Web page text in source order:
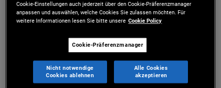
to Australian institutional and wealth
management clients at Principal Asset
Management. He also worked in a distribution
capacity at Macquarie Group, focusing on leading
NSW wealth management firms. He has 12 years
Cookie-Einstellungen auch jederzeit über den Cookie-Präferenzmanager
anpassen und auswählen, welche Cookies Sie zulassen möchten. Für
weitere Informationen lesen Sie bitte unsere Cookie Policy
Cookie-Präferenzmanager
Nicht notwendige
Cookies ablehnen
Alle Cookies
akzeptieren